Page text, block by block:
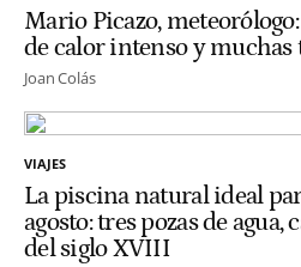
Mario Picazo,
de calor intenso y muchas
Joan Colás
VIAJES
La piscina natural ideal
agosto: tres pozas de
del siglo XVIII